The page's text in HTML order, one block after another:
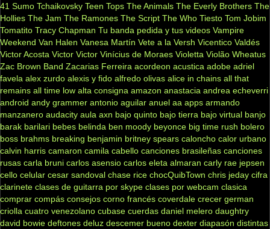
41 Sumo Tchaikovsky Teen Tops The Animals The Everly Brothers The
Hollies The Jam The Ramones The Script The Who Tiesto Tom Jobim
Tomatito Tracy Chapman Tu banda pedida y tus videos Vampire
Weekend Van Halen Vanesa Martín Vete a la Versh Vicentico Valdés
Victor Acosta Victor Victor Vinícius de Moraes Violetta Violão Wheatus
Zac Brown Band Zacarias Ferreira acordeon acustica adobe adriel
favela alex zurdo alexis y fido alfredo olivas alice in chains all that
remains all time low alta consigna amazon anastacia andrea echeverri
android andy grammer antonio aguilar anuel aa apps armando
manzanero audacity aula axn bajo quinto bajo tierra bajo virtual banjo
barak barilari bebes belinda ben moody beyonce big time rush bolero
boss brahms breaking benjamin britney spears caloncho calor urbano
calvin harris camaron camila cabello canciones brasileñas canciones
rusas carla bruni carlos asensio carlos eleta almaran carly rae jepsen
cello celular cesar sandoval chase rice chocQuibTown chris jeday cifra
clarinete clases de guitarra por skype clases por webcam clasica
comprar compás consejos corno francés coverdale crecer german
criolla cuatro venezolano cubase cuerdas daniel melero daughtry
david bowie deftones deluz descemer bueno dexter diapasón distintas